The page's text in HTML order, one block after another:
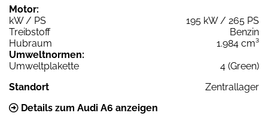
Motor:
kW / PS
195 kW / 265 PS
Treibstoff
Benzin
Hubraum
1.984 cm³
Umweltnormen:
Umweltplakette
4 (Green)
Standort
Zentrallager
Details zum Audi A6 anzeigen